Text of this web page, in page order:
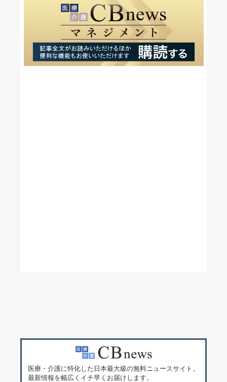
医療・介護に特化した日本最大級の無料ニュースサイト。
最新情報を幅広くイチ早くお届けします。